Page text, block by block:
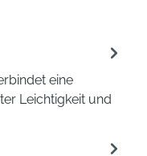
eine
Leichtigkeit und